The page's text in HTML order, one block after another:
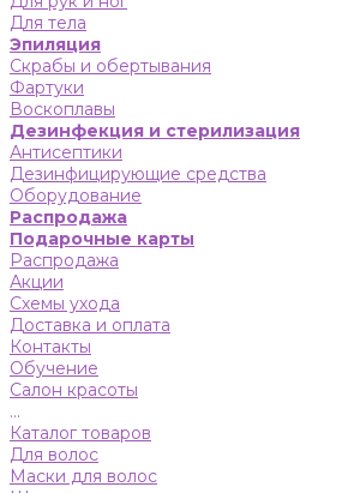
Для тела
Эпиляция
Скрабы и обертывания
Фартуки
Воскоплавы
Дезинфекция и стерилизация
Антисептики
Дезинфицирующие средства
Оборудование
Распродажа
Подарочные карты
Распродажа
Акции
Схемы ухода
Доставка и оплата
Контакты
Обучение
Салон красоты
...
Каталог товаров
Для волос
Маски для волос